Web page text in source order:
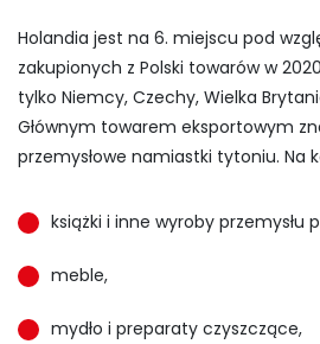
Holandia jest na 6. miejscu pod
zakupionych z Polski towarów w
tylko Niemcy, Czechy, Wielka
Głównym towarem eksportowym
przemysłowe namiastki tytoniu. Na
książki i inne wyroby przemysłu
meble,
mydło i preparaty czyszczące,